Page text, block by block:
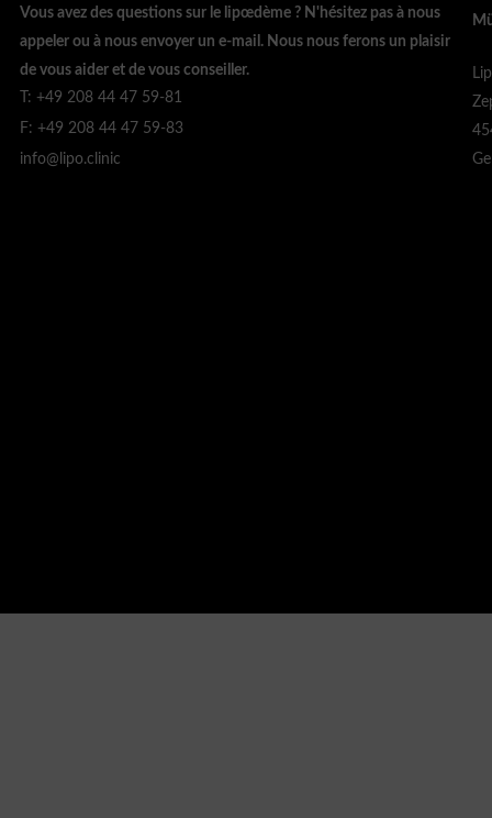
Vous avez des questions sur le lipœdème ? N'hésitez pas à nous
appeler ou à nous envoyer un e-mail. Nous nous ferons un plaisir
de vous aider et de vous conseiller.
T: +49 208 44 47 59-81
F: +49 208 44 47 59-83
info@lipo.clinic